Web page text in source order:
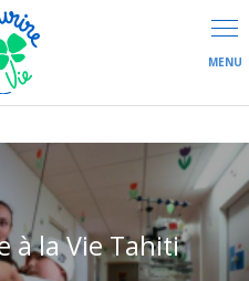
à la Vie Tahiti